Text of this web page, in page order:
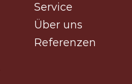
Service
Über uns
Referenzen